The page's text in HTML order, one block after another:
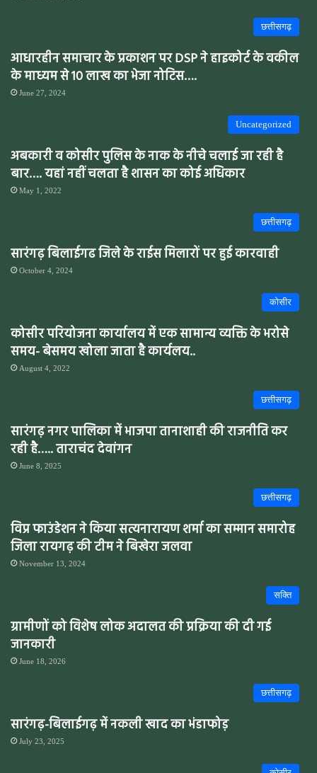
छत्तीसगढ़
आधारहीन समाचार के प्रकाशन पर DSP ने हाइकोर्ट के वकील
के माध्यम से 10 लाख का भेजा नोटिस….
June 27, 2024
Uncategorized
अबकारी व कोसीर पुलिस के नाक के नीचे चलाई जा रही है
बार…. यहां नहीं चलता है शासन का कोई अधिकार
May 1, 2022
छत्तीसगढ़
सारंगढ़ बिलाईगढ जिले के राईस मिलारों पर हुई कारवाही
October 4, 2024
कोसीर
कोसीर परियोजना कार्यालय में एक सामान्य व्यक्ति के भरोसे
समय- बेसमय खोला जाता है कार्यलय..
August 4, 2022
छत्तीसगढ़
सारंगढ़ नगर पालिका में भाजपा तानाशाही की राजनीति कर
रही है….. ताराचंद देवांगन
June 8, 2025
छत्तीसगढ़
विप्र फाउंडेशन ने किया सत्यनारायण शर्मा का सम्मान समारोह
जिला रायगढ़ की टीम ने बिखेरा जलवा
November 13, 2024
सक्ति
ग्रामीणों को विशेष लोक अदालत की प्रक्रिया की दी गई
जानकारी
June 18, 2026
छत्तीसगढ़
सारंगढ़-बिलाईगढ़ में नकली खाद का भंडाफोड़
July 23, 2025